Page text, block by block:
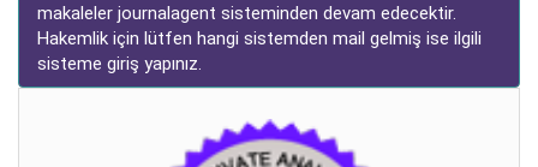
makaleler journalagent sisteminden devam edecektir.
Hakemlik için lütfen hangi sistemden mail gelmiş ise ilgili
sisteme giriş yapınız.